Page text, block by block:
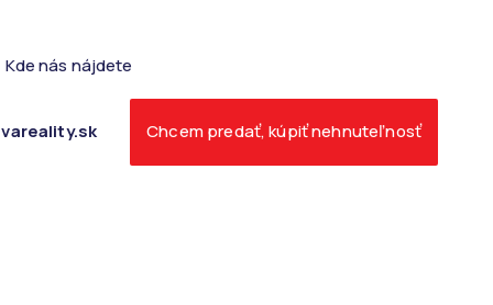
Kde nás nájdete
Chcem predať, kúpiť nehnuteľnosť